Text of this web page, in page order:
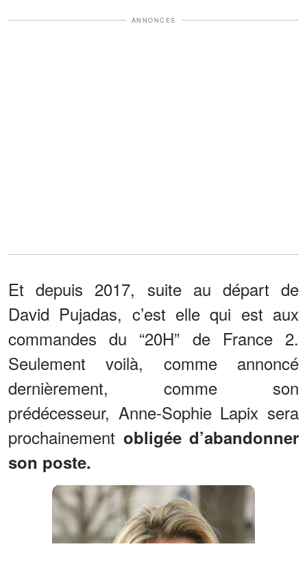
ANNONCES
Et depuis 2017, suite au départ de
David Pujadas, c’est elle qui est aux
commandes du “20H” de France 2.
Seulement voilà, comme annoncé
dernièrement, comme son
prédécesseur, Anne-Sophie Lapix sera
prochainement obligée d’abandonner
son poste.